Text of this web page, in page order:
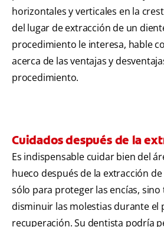
horizontales y verticales en la
del lugar de extracción de un
procedimiento le interesa, hable
acerca de las ventajas y
procedimiento.
Cuidados después de la
Es indispensable cuidar bien del
hueco después de la extracción
sólo para proteger las encías,
disminuir las molestias durante el
recuperación. Su dentista podría